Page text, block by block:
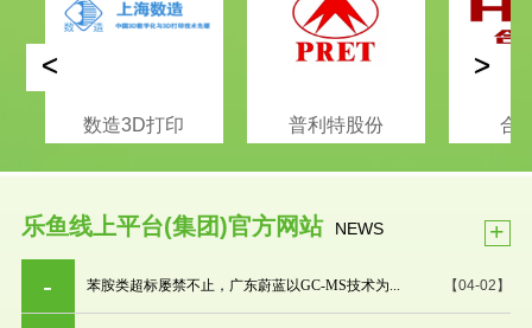
数造3D打印 普利特股份 合
< >
乐鱼线上平台(集团)官方网站 NEWS +
【04-02】
苯胺类超标屡禁不止，广东蔚蓝以GC-MS技术为...